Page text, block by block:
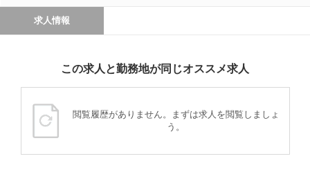
求人情報
この求人と勤務地が同じオススメ求人
閲覧履歴がありません。まずは求人を閲覧しましょ
う。